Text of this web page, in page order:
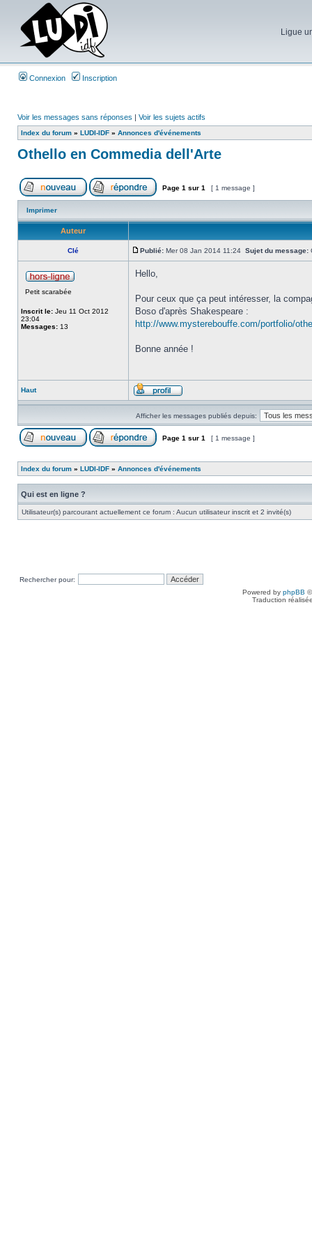
Ligue
Connexion Inscription
Voir les messages sans réponses | Voir les sujets actifs
Index du forum » LUDI-IDF » Annonces d'événements
Othello en Commedia dell'Arte
Page 1 sur 1 [ 1 message ]
Imprimer
Auteur
Clé Publié: Mer 08 Jan 2014 11:24 Sujet du message:
Petit scarabée
Inscrit le: Jeu 11 Oct 2012
23:04
Messages: 13
Hello,
Pour ceux que ça peut intéresser, la
Boso d'après Shakespeare :
http://www.mysterebouffe.com/portfolio/
Bonne année !
Haut
Afficher les messages publiés depuis:
Page 1 sur 1 [ 1 message ]
Index du forum » LUDI-IDF » Annonces d'événements
Qui est en ligne ?
Utilisateur(s) parcourant actuellement ce forum : Aucun utilisateur inscrit et 2 invité(s)
Rechercher pour:
Powered by phpBB
Traduction